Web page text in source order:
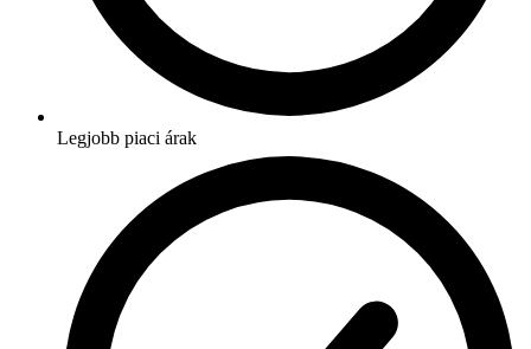
Legjobb piaci árak